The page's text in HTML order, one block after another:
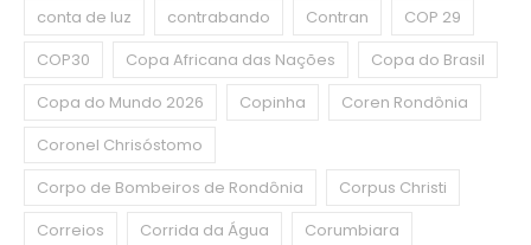
conta de luz
contrabando Contran
COP 29
COP30
Copa Africana das Nações
Copa do Brasil
Copa do Mundo 2026
Copinha
Coren Rondônia
Coronel Chrisóstomo
Corpo de Bombeiros de Rondônia
Corpus Christi
Correios
Corrida da Água
Corumbiara